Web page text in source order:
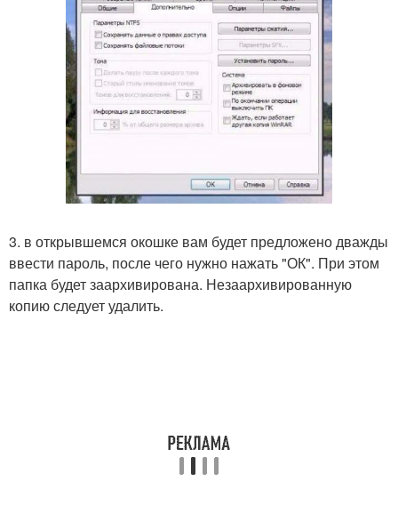
3. в открывшемся окошке вам будет предложено дважды
ввести пароль, после чего нужно нажать "ОК". При этом
папка будет заархивирована. Незаархивированную
копию следует удалить.